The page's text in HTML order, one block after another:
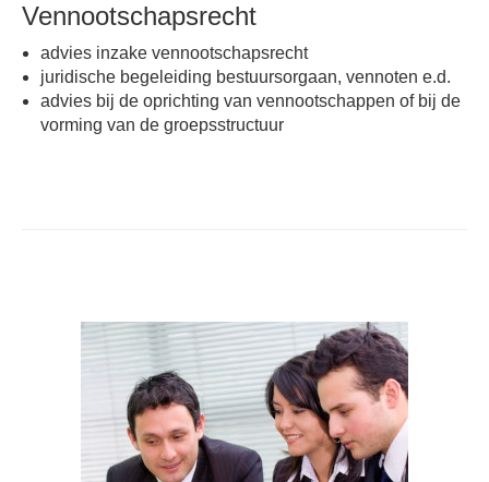
Vennootschapsrecht
advies inzake vennootschapsrecht
juridische begeleiding bestuursorgaan, vennoten e.d.
advies bij de oprichting van vennootschappen of bij de
vorming van de groepsstructuur